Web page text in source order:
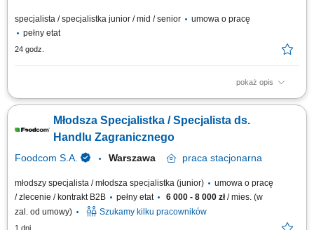
specjalista / specjalistka junior / mid / senior
umowa o pracę
pełny etat
24 godz.
pokaż opis
Twój zakres obowiązków pozyskiwanie klientów gastronomicznych, a
sprzedażowych, profesjonalna obsługa klientów, mająca cechy
partnerstwa biznesowego, budowanie długotrwałych relacji z klientami,
Młodsza Specjalistka / Specjalista ds.
Handlu Zagranicznego
Foodcom S.A. Warszawa praca stacjonarna
młodszy specjalista / młodsza specjalistka (junior)
umowa o pracę
/ zlecenie / kontrakt B2B
pełny etat 6 000 - 8 000 zł/ mies. (w
zal. od umowy)
Szukamy kilku pracowników
1 dni